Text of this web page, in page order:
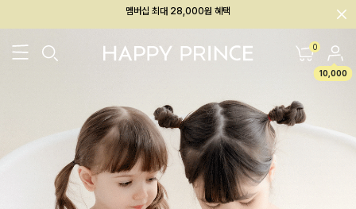
회원전용 아울렛, 가입하면 ~60% 할인!
0
10,000